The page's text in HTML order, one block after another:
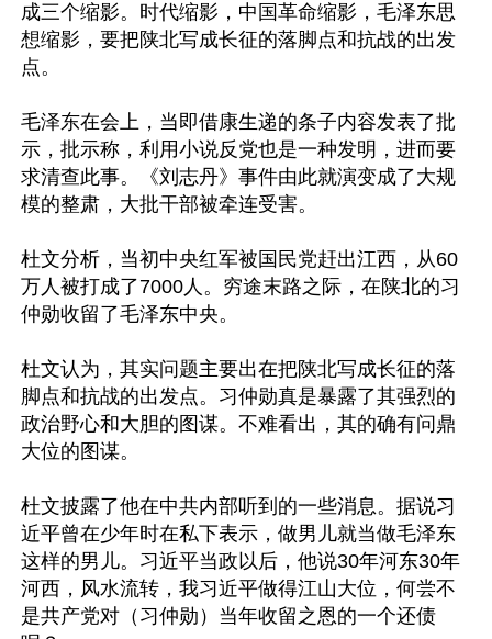
成三个缩影。时代缩影，中国革命缩影，毛泽东思
想缩影，要把陕北写成长征的落脚点和抗战的出发
点。
毛泽东在会上，当即借康生递的条子内容发表了批
示，批示称，利用小说反党也是一种发明，进而要
求清查此事。《刘志丹》事件由此就演变成了大规
模的整肃，大批干部被牵连受害。
杜文分析，当初中央红军被国民党赶出江西，从60
万人被打成了7000人。穷途末路之际，在陕北的习
仲勋收留了毛泽东中央。
杜文认为，其实问题主要出在把陕北写成长征的落
脚点和抗战的出发点。习仲勋真是暴露了其强烈的
政治野心和大胆的图谋。不难看出，其的确有问鼎
大位的图谋。
杜文披露了他在中共内部听到的一些消息。据说习
近平曾在少年时在私下表示，做男儿就当做毛泽东
这样的男儿。习近平当政以后，他说30年河东30年
河西，风水流转，我习近平做得江山大位，何尝不
是共产党对（习仲勋）当年收留之恩的一个还债